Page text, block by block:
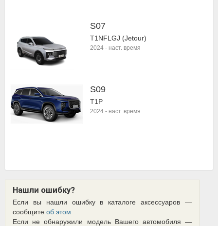
S07
T1NFLGJ (Jetour)
2024 - наст. время
S09
T1P
2024 - наст. время
Нашли ошибку?
Если вы нашли ошибку в каталоге аксессуаров —
сообщите об этом
Если не обнаружили модель Вашего автомобиля —